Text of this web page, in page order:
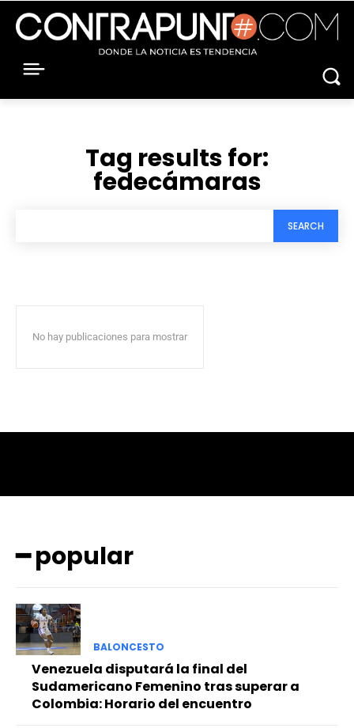
Tag results for:
fedecámaras
SEARCH
No hay publicaciones para mostrar
━ popular
BALONCESTO
Venezuela disputará la final del
Sudamericano Femenino tras superar a
Colombia: Horario del encuentro